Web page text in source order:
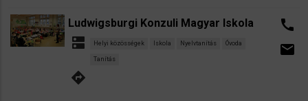
Ludwigsburgi Konzuli Magyar Iskola
dns Helyi közösségek Iskola Nyelvtanítás Óvoda
Tanítás
directions
call
email